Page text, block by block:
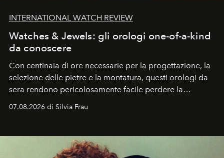
INTERNATIONAL WATCH REVIEW
Watches & Jewels: gli orologi one-of-a-kind
da conoscere
Con centinaia di ore necessarie per la progettazione, la
selezione delle pietre e la montatura, questi orologi da
sera rendono pericolosamente facile perdere la
cognizione del tempo. Ma con quadranti così
07.08.2026 di Silvia Frau